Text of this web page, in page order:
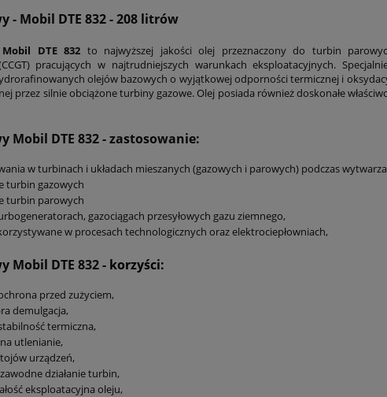
- Mobil DTE 832 - 208 litrów
DTE 832 to najwyższej jakości olej przeznaczony do turbin
pracujących w najtrudniejszych warunkach eksploatacyjnych.
olejów bazowych o wyjątkowej odporności termicznej i
przez silnie obciążone turbiny gazowe. Olej posiada również doskonałe
Mobil DTE 832- zastosowanie:
w turbinach i układach mieszanych (gazowych i parowych) podczas
turbin gazowych
turbin parowych
gazociągach przesyłowych gazu ziemnego,
w procesach technologicznych oraz elektrociepłowniach,
Mobil DTE 832- korzyści:
przed zużyciem,
demulgacja,
termiczna,
utlenianie,
urządzeń,
działanie turbin,
eksploatacyjna oleju,